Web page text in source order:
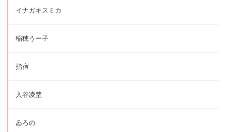
イナガキスミカ
稲穂うー子
指宿
入谷凌埜
ゐろの